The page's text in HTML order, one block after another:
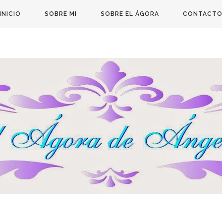
INICIO SOBRE MI SOBRE EL ÁGORA CONTACTO